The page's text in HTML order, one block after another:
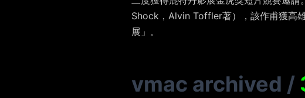
Shock，Alvin Toffler著），該作甫獲高
展」。
vmac archived /